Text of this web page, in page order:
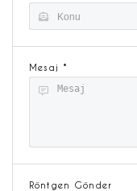
Mesaj *
Röntgen Gönder